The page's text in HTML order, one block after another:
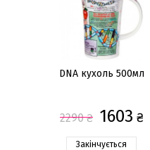
DNA кухоль 500мл
2290₴ 1603 ₴
Закінчується